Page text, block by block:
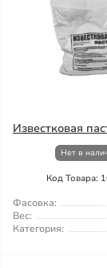
Известковая
Нет в
Код Товара:
Фасовка:
Вес:
Категория: